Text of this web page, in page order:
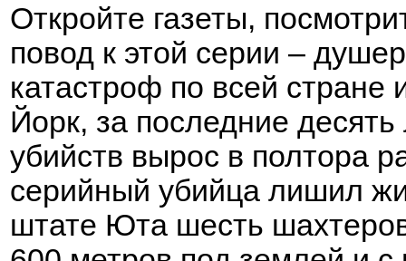
Откройте газеты,
повод к этой серии –
катастроф по всей
Йорк, за последние
убийств вырос в полтора
серийный убийца лишил
штате Юта шесть